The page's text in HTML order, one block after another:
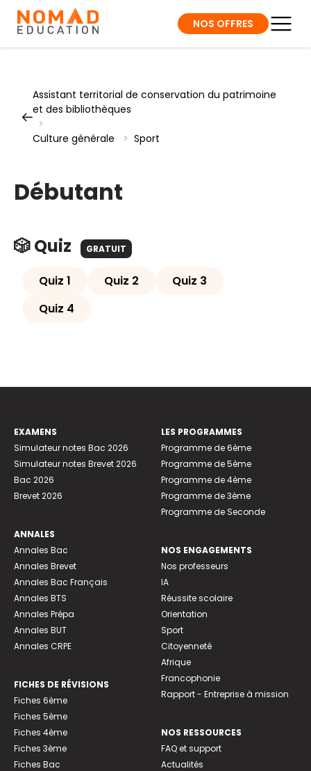
NOS OFFRES
Assistant territorial de conservation du patrimoine
et des bibliothèques
>
Culture générale
> Sport
Débutant
🎲 Quiz GRATUIT
Quiz 1 Quiz 2
Quiz 3
Quiz 4
EXAMENS
Simulateur notes Bac 2026
Simulateur notes Brevet 2026
Bac 2026
Brevet 2026
ANNALES
Annales Bac
Annales Brevet
Annales Bac Français
Annales BTS
Annales Prépa
Annales BUT
Annales CRPE
FICHES DE RÉVISIONS
Fiches 6ème
Fiches 5ème
Fiches 4ème
Fiches 3ème
Fiches Bac
LES PROGRAMMES
Programme de 6ème
Programme de 5ème
Programme de 4ème
Programme de 3ème
Programme de Seconde
NOS ENGAGEMENTS
Nos professeurs
IA
Réussite scolaire
Orientation
Sport
Citoyenneté
Afrique
Francophonie
Rapport - Entreprise à mission
NOS RESSOURCES
FAQ et support
Actualités